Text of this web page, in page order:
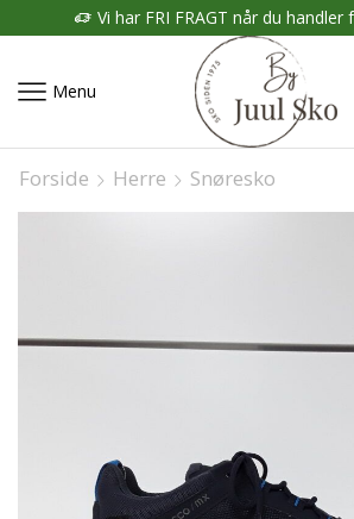
Vi har FRI FRAGT når du
Menu
Forside Herre Snøresko